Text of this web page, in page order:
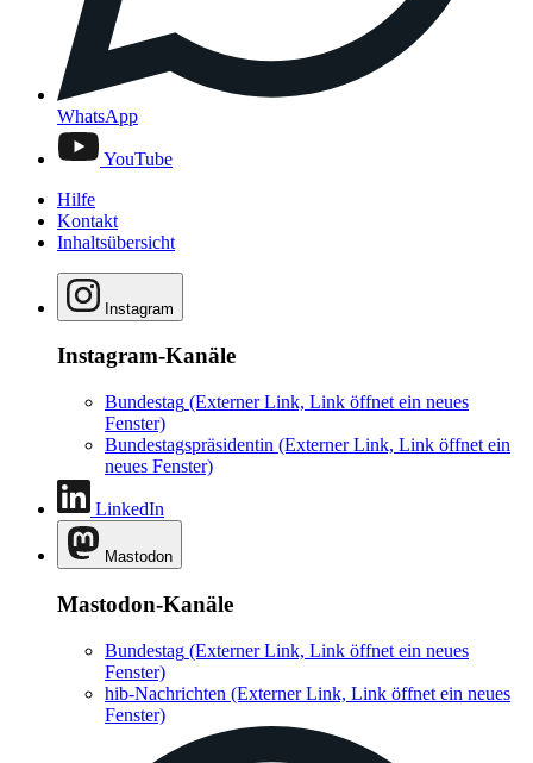
WhatsApp
YouTube
Hilfe
Kontakt
Inhaltsübersicht
Instagram
Instagram-Kanäle
Bundestag (Externer Link, Link öffnet ein neues
Fenster)
Bundestagspräsidentin (Externer Link, Link öffnet ein
neues Fenster)
LinkedIn
Mastodon
Mastodon-Kanäle
Bundestag (Externer Link, Link öffnet ein neues
Fenster)
hib-Nachrichten (Externer Link, Link öffnet ein neues
Fenster)